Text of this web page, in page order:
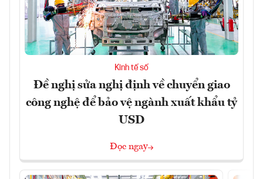
Kinh tế số
Đề nghị sửa nghị định về chuyển giao
công nghệ để bảo vệ ngành xuất khẩu tỷ
USD
Đọc ngay